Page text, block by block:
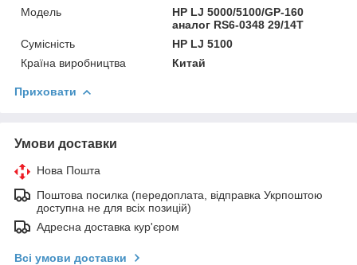
Мoдель
HP LJ 5000/5100/GP-160
аналог RS6-0348 29/14T
Сумісність
HP LJ 5100
Країна виробництва
Китай
Приховати
Умови доставки
Нова Пошта
Поштова посилка (передоплата, відправка Укрпоштою
доступна не для всіх позицій)
Адресна доставка кур'єром
Всі умови доставки